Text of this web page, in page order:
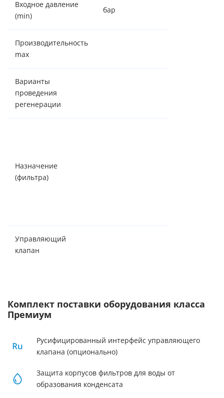
Входное давление
(min)
бар
Производительность
max
Варианты
проведения
регенерации
Назначение
(фильтра)
Управляющий
клапан
Комплект поставки оборудования класса
Премиум
Русифицированный интерфейс управляющего
клапана (опционально)
Защита корпусов фильтров для воды от
образования конденсата